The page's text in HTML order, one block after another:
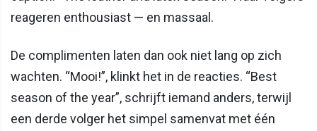
reageren enthousiast — en massaal.
De complimenten laten dan ook niet lang op zich
wachten. “Mooi!”, klinkt het in de reacties. “Best
season of the year”, schrijft iemand anders, terwijl
een derde volger het simpel samenvat met één